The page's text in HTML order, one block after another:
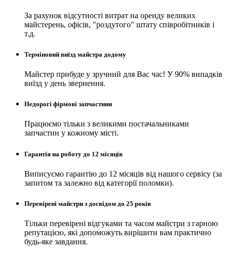
За рахунок відсутності витрат на оренду великих
майстерень, офісів, "роздутого" штату співробітників і
т.д.
Терміновий виїзд майстра додому
Майстер прибуде у зручний для Вас час! У 90% випадків
виїзд у день звернення.
Недорогі фірмові запчастини
Працюємо тільки з великими постачальниками
запчастин у кожному місті.
Гарантія на роботу до 12 місяців
Виписуємо гарантію до 12 місяців від нашого сервісу (за
запитом та залежно від категорії поломки).
Перевірені майстри з досвідом до 25 років
Тільки перевірені відгуками та часом майстри з гарною
репутацією, які допоможуть вирішити вам практично
будь-яке завдання.